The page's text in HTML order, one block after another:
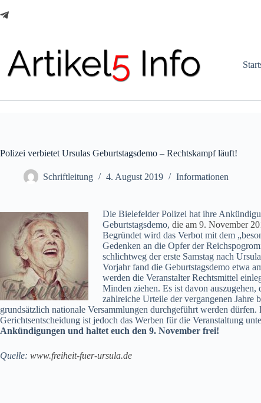
Inhalt
Polizei verbietet Ursulas Geburtstagsdemo – Rechtskampf läuft!
Schriftleitung 4. August 2019 Informationen
Die Bielefelder Polizei hat ihre
Geburtstagsdemo, die am 9. November
Begründet wird das Verbot mit dem
Gedenken an die Opfer der
schlichtweg der erste Samstag nach
Vorjahr fand die Geburtstagsdemo etwa
werden die Veranstalter Rechtsmittel
Minden ziehen. Es ist davon auszugehen,
zahlreiche Urteile der vergangenen Jahre
grundsätzlich nationale Versammlungen durchgeführt werden dürfen.
Gerichtsentscheidung ist jedoch das Werben für die Veranstaltung
Ankündigungen und haltet euch den 9. November frei!
Quelle: www.freiheit-fuer-ursula.de